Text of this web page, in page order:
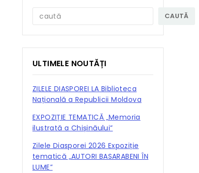
CAUTĂ
ULTIMELE NOUTĂȚI
ZILELE DIASPOREI LA Biblioteca
Națională a Republicii Moldova
EXPOZIȚIE TEMATICĂ „Memoria
ilustrată a Chișinăului”
Zilele Diasporei 2026 Expoziție
tematică „AUTORI BASARABENI ÎN
LUME”